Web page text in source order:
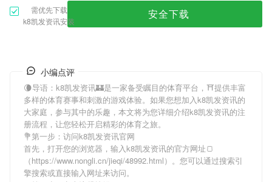
需优先下载
k8凯发资讯安装
安全下载
小编点评
🌘导语： k8凯发资讯🏰是一家备受瞩目的体育平台，⛩提供丰富
多样的体育赛事和刺激的游戏体验。如果您想加入k8凯发资讯的
大家庭，参与其中的乐趣，本文将为您详细介绍k8凯发资讯的注
册流程，让您轻松开启精彩的体育之旅。
💐第一步：访问k8凯发资讯官网
首先，打开您的浏览器，输入k8凯发资讯的官方网址🍞
（https://www.nongli.cn/jieqi/48992.html）。您可以通过搜索引
擎搜索或直接输入网址来访问。